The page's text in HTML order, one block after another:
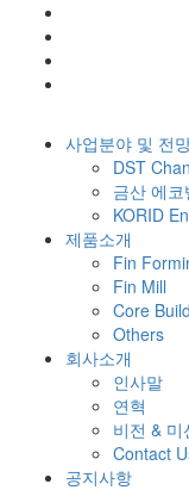
사업분야 및 전
DST
금산 에코
KORID
제품소개
Fin
Fin Mill
Core
Others
회사소개
인사말
연혁
비전 & 미
Contact
공지사항